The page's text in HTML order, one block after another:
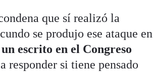
que sí realizó la
se produjo ese ataque en
escrito en el Congreso
responder si tiene pensado